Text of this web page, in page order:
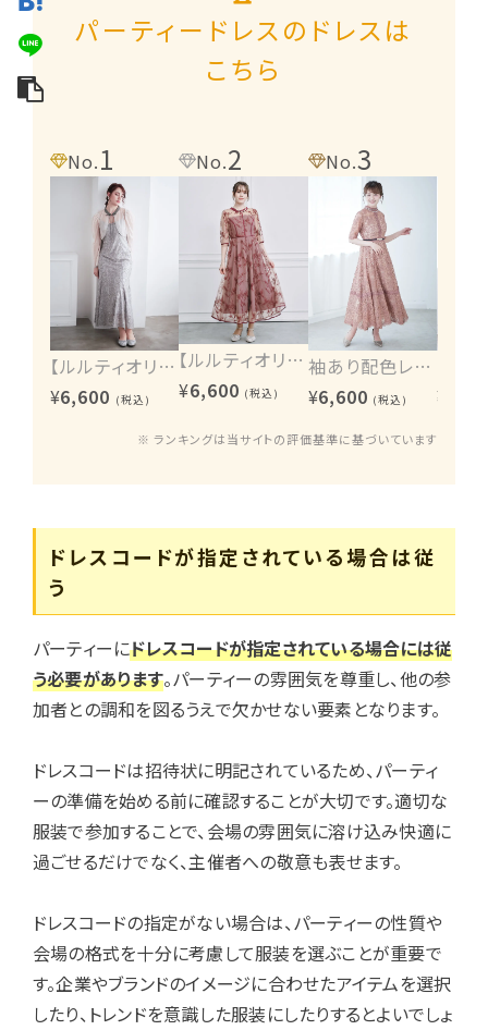
パーティードレスのドレスは
こちら
No.1
【ルルティオリジナル】ヴィンテージレース2wayワンピース
¥6,600 (税込)
No.2
【ルルティオリジナル】エンブロイダリーワンピース
¥6,600 (税込)
No.3
袖あり配色レースハシゴ切り替えワンピース
¥6,600 (税込) ¥
※ ランキングは当サイトの評価基準に基づいています
ドレスコードが指定されている場合は従
う
パーティーにドレスコードが指定されている場合には従
う必要があります。パーティーの雰囲気を尊重し、他の参
加者との調和を図るうえで欠かせない要素となります。
ドレスコードは招待状に明記されているため、パーティ
ーの準備を始める前に確認することが大切です。適切な
服装で参加することで、会場の雰囲気に溶け込み快適に
過ごせるだけでなく、主催者への敬意も表せます。
ドレスコードの指定がない場合は、パーティーの性質や
会場の格式を十分に考慮して服装を選ぶことが重要で
す。企業やブランドのイメージに合わせたアイテムを選択
したり、トレンドを意識した服装にしたりするとよいでしょ